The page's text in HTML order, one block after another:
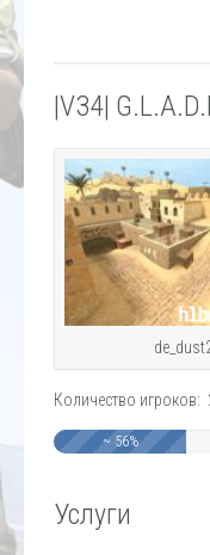
|VЗ4|
Количество игроков:
~ 56%
Услуги